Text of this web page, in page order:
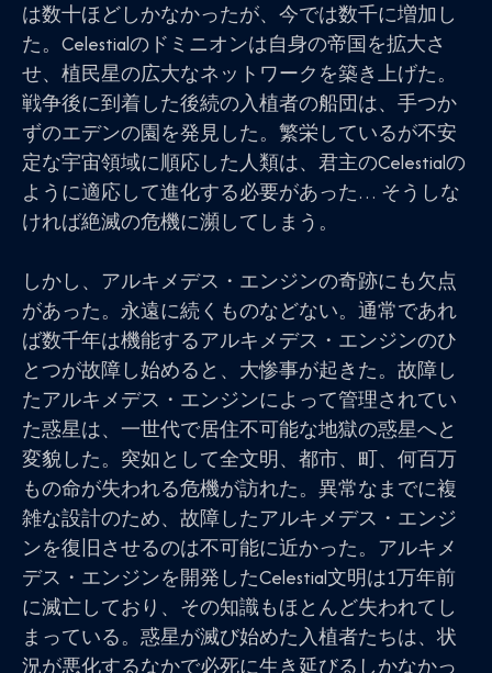
は数十ほどしかなかったが、今では数千に増加し
た。Celestialのドミニオンは自身の帝国を拡大さ
せ、植民星の広大なネットワークを築き上げた。
戦争後に到着した後続の入植者の船団は、手つか
ずのエデンの園を発見した。繁栄しているが不安
定な宇宙領域に順応した人類は、君主のCelestialの
ように適応して進化する必要があった… そうしな
ければ絶滅の危機に瀕してしまう。
しかし、アルキメデス・エンジンの奇跡にも欠点
があった。永遠に続くものなどない。通常であれ
ば数千年は機能するアルキメデス・エンジンのひ
とつが故障し始めると、大惨事が起きた。故障し
たアルキメデス・エンジンによって管理されてい
た惑星は、一世代で居住不可能な地獄の惑星へと
変貌した。突如として全文明、都市、町、何百万
もの命が失われる危機が訪れた。異常なまでに複
雑な設計のため、故障したアルキメデス・エンジ
ンを復旧させるのは不可能に近かった。アルキメ
デス・エンジンを開発したCelestial文明は1万年前
に滅亡しており、その知識もほとんど失われてし
まっている。惑星が滅び始めた入植者たちは、状
況が悪化するなかで必死に生き延びるしかなかっ